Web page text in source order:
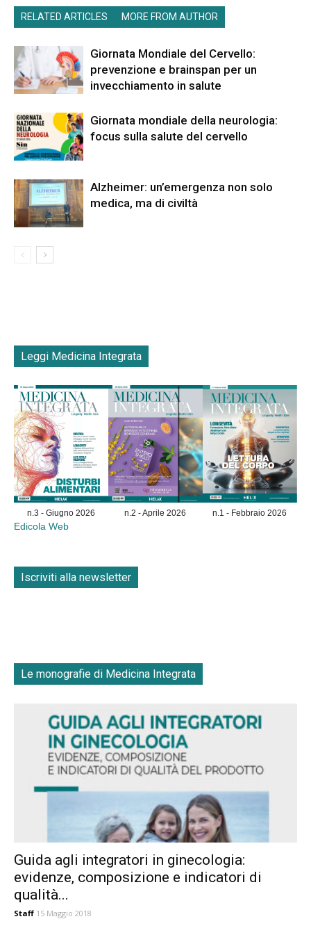
RELATED ARTICLES MORE FROM AUTHOR
Giornata Mondiale del Cervello:
prevenzione e brainspan per un
invecchiamento in salute
Giornata mondiale della neurologia:
focus sulla salute del cervello
Alzheimer: un’emergenza non solo
medica, ma di civiltà
Leggi Medicina Integrata
n.3 - Giugno 2026 n.2 - Aprile 2026 n.1 - Febbraio 2026
Edicola Web
Iscriviti alla newsletter
Le monografie di Medicina Integrata
Guida agli integratori in ginecologia:
evidenze, composizione e indicatori di
qualità...
Staff 15 Maggio 2018